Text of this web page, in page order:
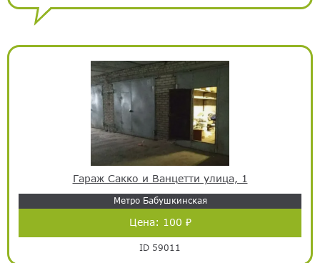
Гараж Сакко и Ванцетти улица, 1
Метро Бабушкинская
Цена: 100 ₽
ID 59011